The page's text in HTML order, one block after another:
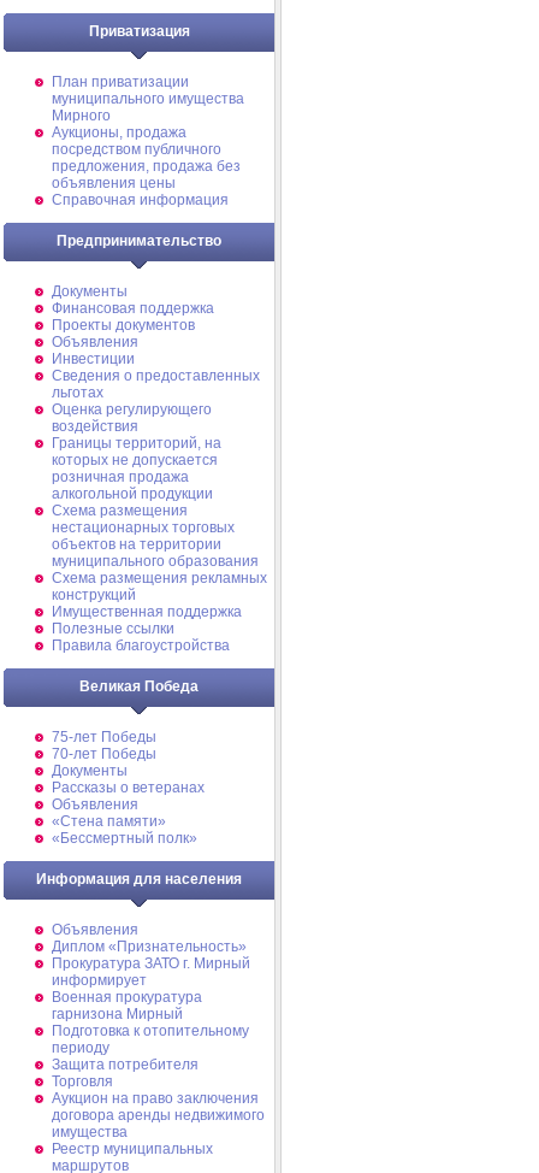
Приватизация
План приватизации
муниципального имущества
Мирного
Аукционы, продажа
посредством публичного
предложения, продажа без
объявления цены
Справочная информация
Предпринимательство
Документы
Финансовая поддержка
Проекты документов
Объявления
Инвестиции
Сведения о предоставленных
льготах
Оценка регулирующего
воздействия
Границы территорий, на
которых не допускается
розничная продажа
алкогольной продукции
Схема размещения
нестационарных торговых
объектов на территории
муниципального образования
Схема размещения рекламных
конструкций
Имущественная поддержка
Полезные ссылки
Правила благоустройства
Великая Победа
75-лет Победы
70-лет Победы
Документы
Рассказы о ветеранах
Объявления
«Стена памяти»
«Бессмертный полк»
Информация для населения
Объявления
Диплом «Признательность»
Прокуратура ЗАТО г. Мирный
информирует
Военная прокуратура
гарнизона Мирный
Подготовка к отопительному
периоду
Защита потребителя
Торговля
Аукцион на право заключения
договора аренды недвижимого
имущества
Реестр муниципальных
маршрутов